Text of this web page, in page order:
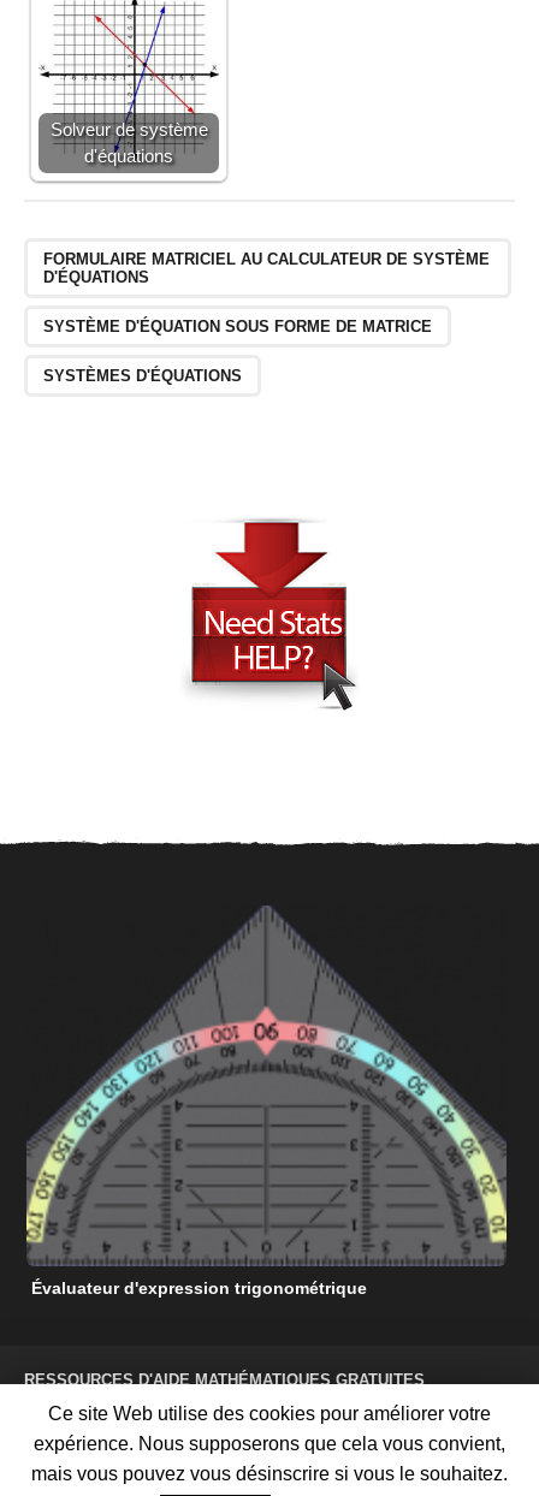
Solveur de système
d'équations
FORMULAIRE MATRICIEL AU CALCULATEUR DE SYSTÈME
D'ÉQUATIONS
SYSTÈME D'ÉQUATION SOUS FORME DE MATRICE
SYSTÈMES D'ÉQUATIONS
Évaluateur d'expression trigonométrique
RESSOURCES D'AIDE MATHÉMATIQUES GRATUITES
CONDITIONS D'UTILISATION
POLITIQUE DE CONFIDENTIALITÉ
À PROPOS DE NOUS
NOUS CONTACTER
FAITES DE LA PUBLICITÉ AVEC NOUS
PLAN DU SITE
Ce site Web utilise des cookies pour améliorer votre
expérience. Nous supposerons que cela vous convient,
mais vous pouvez vous désinscrire si vous le souhaitez.